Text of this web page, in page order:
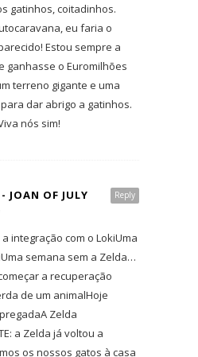
gatinhos, coitadinhos.
eu faria o
Estou sempre a
ganhasse o Euromilhões
terreno gigante e uma
dar abrigo a gatinhos.
nós sim!
Reply
JOAN OF JULY
integração com o LokiUma
semana sem a Zelda…
a recuperação
de um animalHoje
Zelda
a Zelda já voltou a
os nossos gatos à casa